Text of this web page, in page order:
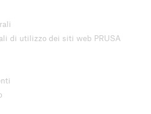
di utilizzo dei siti web PRUSA